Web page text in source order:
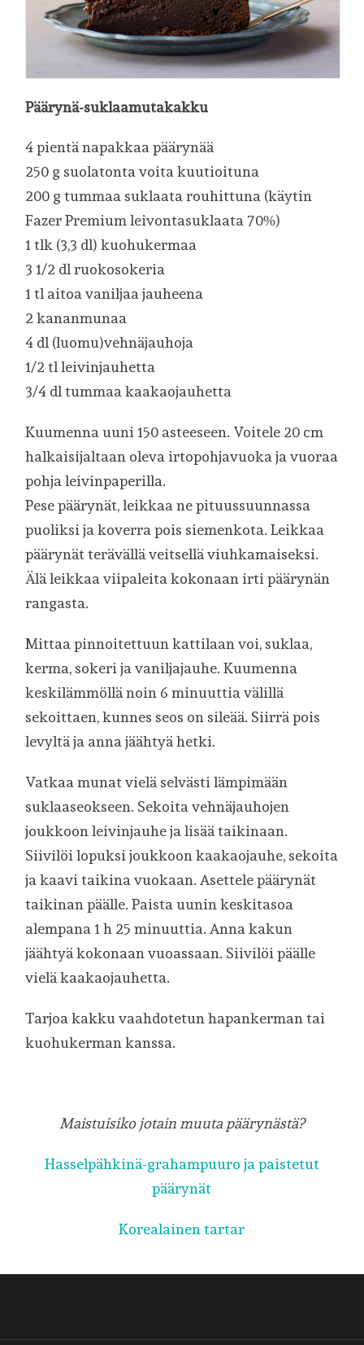
Päärynä-suklaamutakakku
4 pientä napakkaa päärynää
250 g suolatonta voita kuutioituna
200 g tummaa suklaata rouhittuna (käytin
Fazer Premium leivontasuklaata 70%)
1 tlk (3,3 dl) kuohukermaa
3 1/2 dl ruokosokeria
1 tl aitoa vaniljaa jauheena
2 kananmunaa
4 dl (luomu)vehnäjauhoja
1/2 tl leivinjauhetta
3/4 dl tummaa kaakaojauhetta
Kuumenna uuni 150 asteeseen. Voitele 20 cm
halkaisijaltaan oleva irtopohjavuoka ja vuoraa
pohja leivinpaperilla.
Pese päärynät, leikkaa ne pituussuunnassa
puoliksi ja koverra pois siemenkota. Leikkaa
päärynät terävällä veitsellä viuhkamaiseksi.
Älä leikkaa viipaleita kokonaan irti päärynän
rangasta.
Mittaa pinnoitettuun kattilaan voi, suklaa,
kerma, sokeri ja vaniljajauhe. Kuumenna
keskilämmöllä noin 6 minuuttia välillä
sekoittaen, kunnes seos on sileää. Siirrä pois
levyltä ja anna jäähtyä hetki.
Vatkaa munat vielä selvästi lämpimään
suklaaseokseen. Sekoita vehnäjauhojen
joukkoon leivinjauhe ja lisää taikinaan.
Siivilöi lopuksi joukkoon kaakaojauhe, sekoita
ja kaavi taikina vuokaan. Asettele päärynät
taikinan päälle. Paista uunin keskitasoa
alempana 1 h 25 minuuttia. Anna kakun
jäähtyä kokonaan vuoassaan. Siivilöi päälle
vielä kaakaojauhetta.
Tarjoa kakku vaahdotetun hapankerman tai
kuohukerman kanssa.
Maistuisiko jotain muuta päärynästä?
Hasselpähkinä-grahampuuro ja paistetut
päärynät
Korealainen tartar